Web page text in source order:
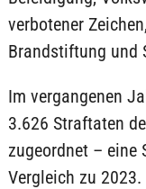
verbotener
Brandstiftung und
Im vergangenen
3.626 Straftaten
zugeordnet – eine
Vergleich zu 2023.